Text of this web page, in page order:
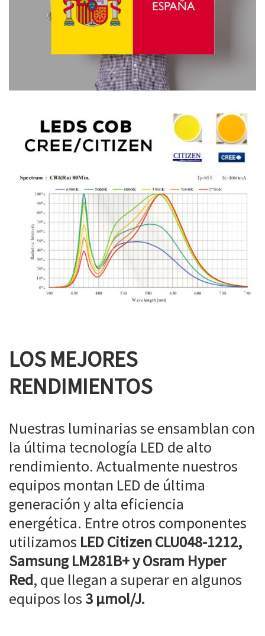
LOS MEJORES
RENDIMIENTOS
Nuestras luminarias se ensamblan con
la última tecnología LED de alto
rendimiento. Actualmente nuestros
equipos montan LED de última
generación y alta eficiencia
energética. Entre otros componentes
utilizamos LED Citizen CLU048-1212,
Samsung LM281B+ y Osram Hyper
Red, que llegan a superar en algunos
equipos los 3 µmol/J.